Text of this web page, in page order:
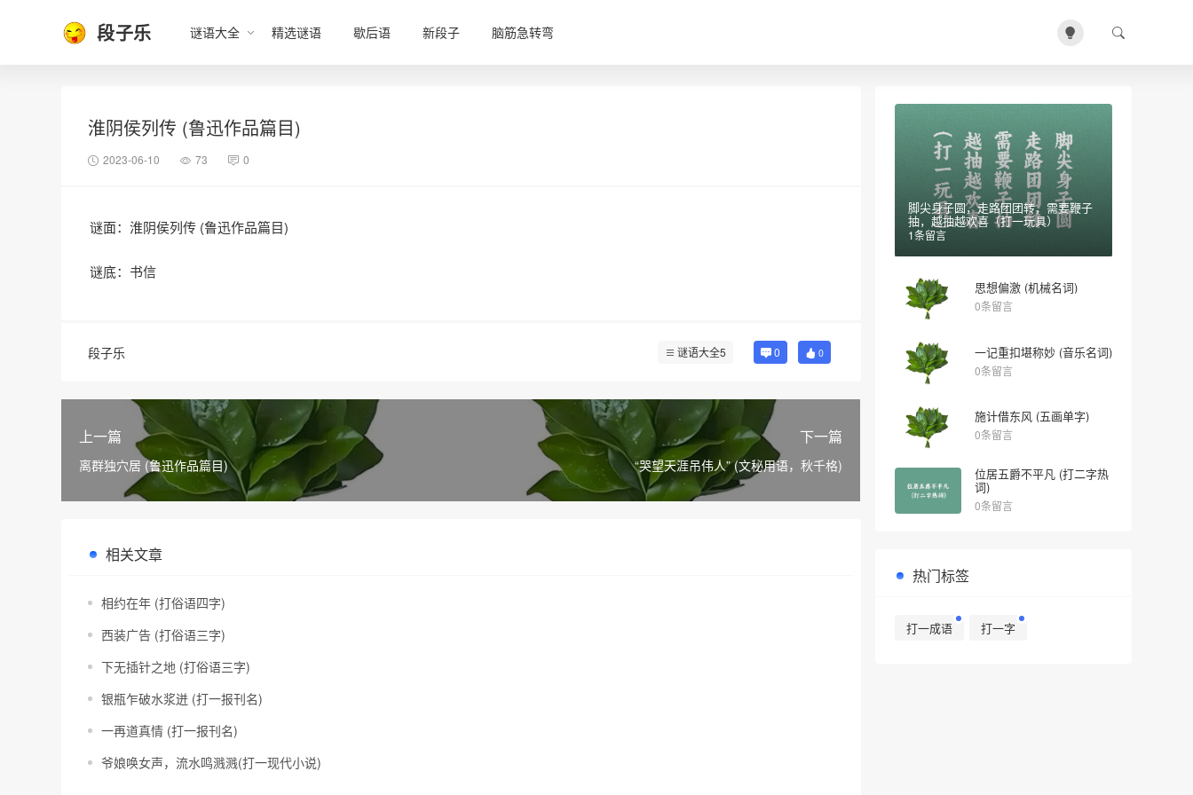
段子乐 谜语大全 精选谜语 歇后语 新段子 脑筋急转弯
淮阴侯列传 (鲁迅作品篇目)
2023-06-10 73 0
谜面：淮阴侯列传 (鲁迅作品篇目)
谜底：书信
段子乐 谜语大全5 0 0
上一篇
离群独穴居 (鲁迅作品篇目)
下一篇
“哭望天涯吊伟人” (文秘用语，秋千格)
相关文章
相约在年 (打俗语四字)
西装广告 (打俗语三字)
下无插针之地 (打俗语三字)
银瓶乍破水浆迸 (打一报刊名)
一再道真情 (打一报刊名)
爷娘唤女声，流水鸣溅溅(打一现代小说)
脚尖身子圆，走路团团转，需要鞭子
抽，越抽越欢喜（打一玩具）
1条留言
思想偏激 (机械名词)
0条留言
一记重扣堪称妙 (音乐名词)
0条留言
施计借东风 (五画单字)
0条留言
位居五爵不平凡 (打二字热
词)
0条留言
热门标签
打一成语 打一字